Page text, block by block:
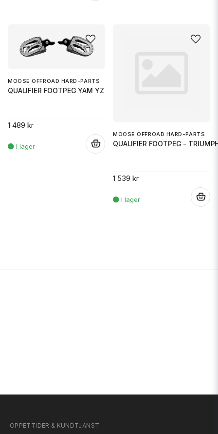
MOOSE OFFROAD HARD-PARTS
QUALIFIER FOOTPEG YAM YZ
1 489 kr
MOOSE OFFROAD HARD-PARTS
QUALIFIER FOOTPEG -
1 539 kr
ÖPPETTIDER & KUNDTJÄNST